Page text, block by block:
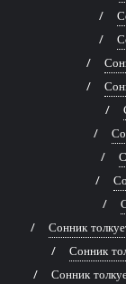
Сонник
Сонник
Сонник